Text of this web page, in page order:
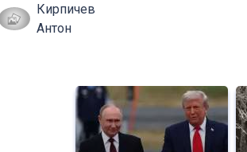
Кирпичев
Антон